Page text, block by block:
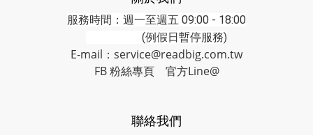
服務時間：週一至週五 09:00 - 18:00
(例假日暫停服務)
E-mail：service@readbig.com.tw
FB 粉絲專頁
官方Line@
聯絡我們